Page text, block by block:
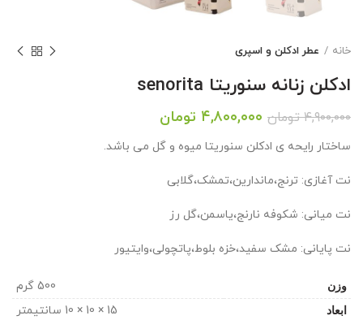
خانه عطر ادکلن و اسپری
ادکلن زنانه سنوریتا senorita
۴,۹۰۰,۰۰۰ تومان قیمت
۴,۹۰۰,۰۰۰ تومان
۴,۸۰۰,۰۰۰ تومان
۴,۸۰۰,۰۰۰ تومان.
ساختار رایحه ی ادکلن سنوریتا میوه و گل می باشد.
نت آغازی: ترنج،ماندارین،تمشک،گلابی
نت میانی: شکوفه نارنج،یاسمن،گل رز
نت پایانی: مشک سفید،خزه بلوط،پاتچولی،وایتیور
وزن 500 گرم
ابعاد 15 × 10 × 10 سانتیمتر